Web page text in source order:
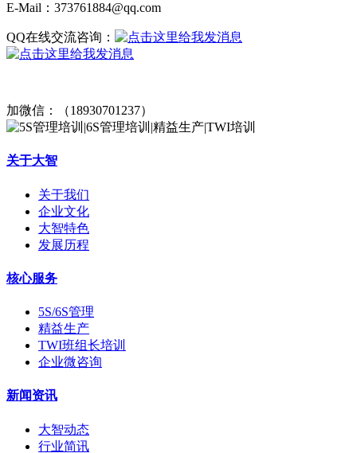
E-Mail：373761884@qq.com
QQ在线交流咨询：
加微信：（18930701237）
关于大智
关于我们
企业文化
大智特色
发展历程
核心服务
5S/6S管理
精益生产
TWI班组长培训
企业微咨询
新闻资讯
大智动态
行业简讯